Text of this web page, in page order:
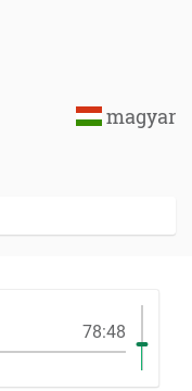
magyar
78:48